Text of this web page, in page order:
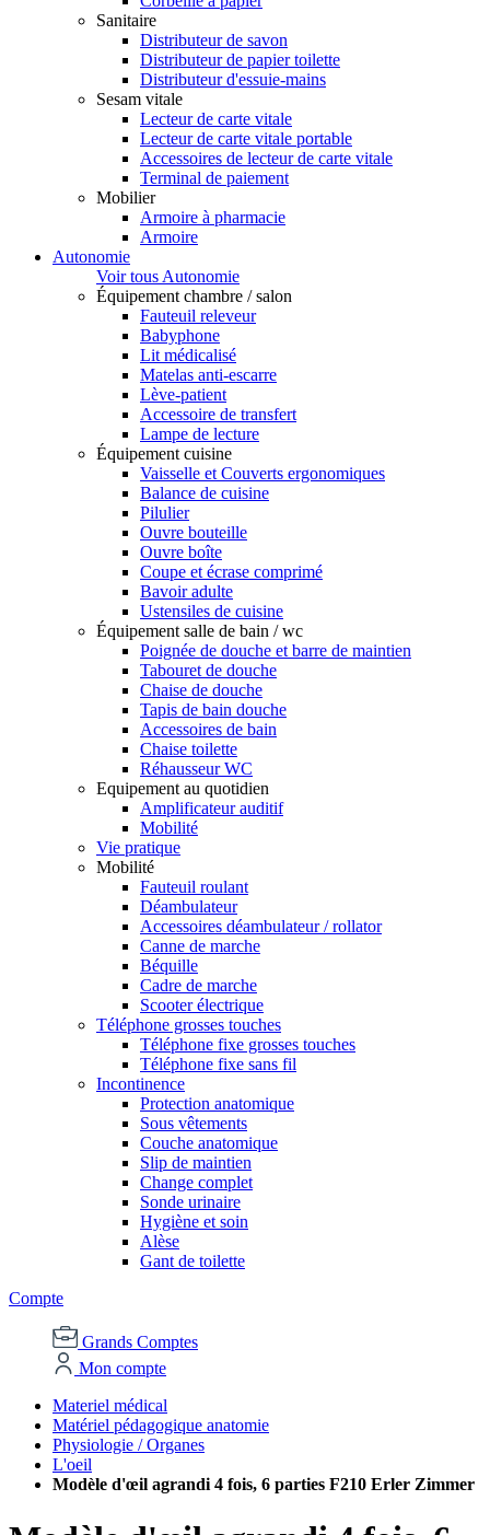
Sanitaire
Distributeur de savon
Distributeur de papier toilette
Distributeur d'essuie-mains
Sesam vitale
Lecteur de carte vitale
Lecteur de carte vitale portable
Accessoires de lecteur de carte vitale
Terminal de paiement
Mobilier
Armoire à pharmacie
Armoire
Autonomie
Voir tous Autonomie
Équipement chambre / salon
Fauteuil releveur
Babyphone
Lit médicalisé
Matelas anti-escarre
Lève-patient
Accessoire de transfert
Lampe de lecture
Équipement cuisine
Vaisselle et Couverts ergonomiques
Balance de cuisine
Pilulier
Ouvre bouteille
Ouvre boîte
Coupe et écrase comprimé
Bavoir adulte
Ustensiles de cuisine
Équipement salle de bain / wc
Poignée de douche et barre de maintien
Tabouret de douche
Chaise de douche
Tapis de bain douche
Accessoires de bain
Chaise toilette
Réhausseur WC
Equipement au quotidien
Amplificateur auditif
Mobilité
Vie pratique
Mobilité
Fauteuil roulant
Déambulateur
Accessoires déambulateur / rollator
Canne de marche
Béquille
Cadre de marche
Scooter électrique
Téléphone grosses touches
Téléphone fixe grosses touches
Téléphone fixe sans fil
Incontinence
Protection anatomique
Sous vêtements
Couche anatomique
Slip de maintien
Change complet
Sonde urinaire
Hygiène et soin
Alèse
Gant de toilette
Compte
Grands Comptes
Mon compte
Materiel médical
Matériel pédagogique anatomie
Physiologie / Organes
L'oeil
Modèle d'œil agrandi 4 fois, 6 parties F210 Erler Zimmer